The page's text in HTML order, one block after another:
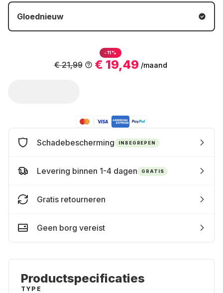
Gloednieuw
-11%
€ 19,49 /maand
€ 21,99
Schadebescherming INBEGREPEN
Levering binnen 1-4 dagen GRATIS
Gratis retourneren
Geen borg vereist
Productspecificaties
TYPE